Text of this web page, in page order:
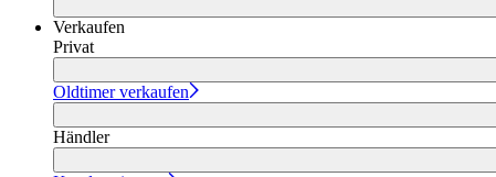
Verkaufen
Privat
Oldtimer verkaufen
Händler